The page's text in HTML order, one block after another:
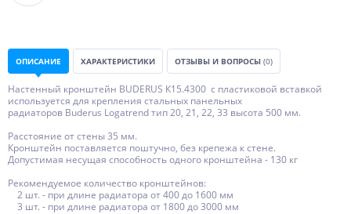
ОПИСАНИЕ ХАРАКТЕРИСТИКИ ОТЗЫВЫ И ВОПРОСЫ (0)
Настенный кронштейн BUDERUS К15.4300 с пластиковой вставкой
используется для крепления стальных панельных
радиаторов Buderus Logatrend тип 20, 21, 22, 33 высота 500 мм.
Расстояние от стены 35 мм.
Кронштейн поставляется поштучно, без крепежа к стене.
Допустимая несущая способность одного кронштейна - 130 кг
Рекомендуемое количество кронштейнов:
2 шт. - при длине радиатора от 400 до 1600 мм
3 шт. - при длине радиатора от 1800 до 3000 мм